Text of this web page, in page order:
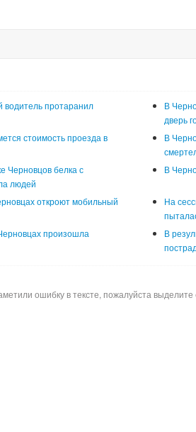
водитель протаранил
В
дверь
стоимость проезда в
В
Черновцов белка с
людей
В
откроют мобильный
На
произошла
В
ошибку в тексте, пожалуйста